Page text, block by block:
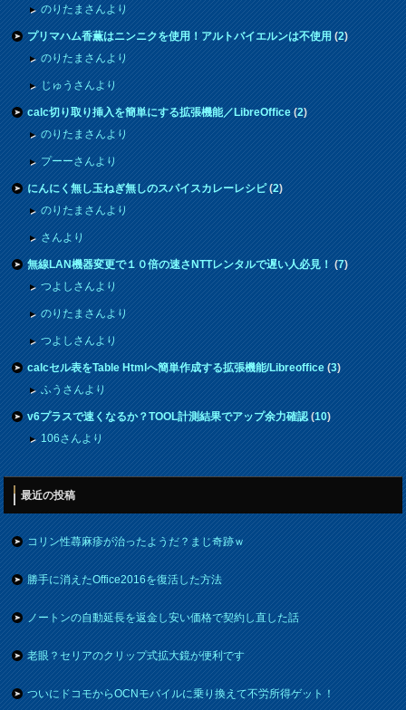
のりたまさんより
プリマハム香薫はニンニクを使用！アルトバイエルンは不使用(2)
のりたまさんより
じゅうさんより
calc切り取り挿入を簡単にする拡張機能／LibreOffice(2)
のりたまさんより
プーーさんより
にんにく無し玉ねぎ無しのスパイスカレーレシピ(2)
のりたまさんより
さんより
無線LAN機器変更で１０倍の速さNTTレンタルで遅い人必見！(7)
つよしさんより
のりたまさんより
つよしさんより
calcセル表をTable Htmlへ簡単作成する拡張機能/Libreoffice(3)
ふうさんより
v6プラスで速くなるか？TOOL計測結果でアップ余力確認(10)
106さんより
最近の投稿
コリン性蕁麻疹が治ったようだ？まじ奇跡ｗ
勝手に消えたOffice2016を復活した方法
ノートンの自動延長を返金し安い価格で契約し直した話
老眼？セリアのクリップ式拡大鏡が便利です
ついにドコモからOCNモバイルに乗り換えて不労所得ゲット！